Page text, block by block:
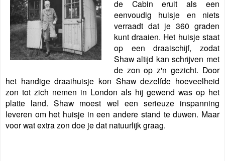
de Cabin eruit als een
eenvoudig huisje en niets
verraadt dat je 360 graden
kunt draaien. Het huisje staat
op een draaischijf, zodat
Shaw altijd kan schrijven met
de zon op z'n gezicht. Door
het handige draaihuisje kon Shaw dezelfde hoeveelheid
zon tot zich nemen in London als hij gewend was op het
platte land. Shaw moest wel een serieuze inspanning
leveren om het huisje in een andere stand te duwen. Maar
voor wat extra zon doe je dat natuurlijk graag.